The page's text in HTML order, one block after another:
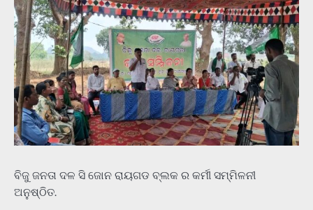
ବିଜୁ ଜନତା ଦଳ ସି ଜୋନ ରାୟଗଡ ବ୍ଲକ ର କର୍ମୀ ସମ୍ମିଳନୀ
ଅନୁଷ୍ଠିତ.